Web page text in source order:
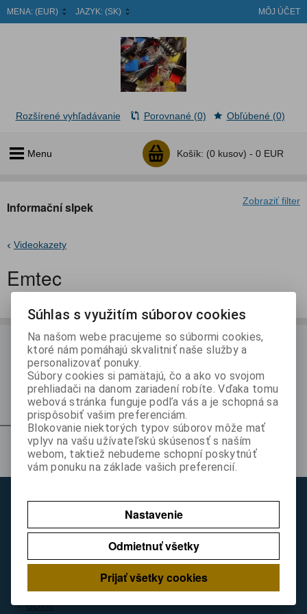
MENA: (EUR) JAZYK: (SK) MÔJ ÚČET
Menu Košík: (0 kusov) - 0 EUR
Rozšírené vyhľadávanie Porovnané (0) Obľúbené (0)
Zobraziť filter
Informační slpek
Videokazety
Emtec
ODBER NOVINIEK
Prihláste sa k odberu noviniek
Registrovať
Z nášho blogu
Zákaznícky servís
Kontakt
Obchodné podmienky
Reklamačné podmienky
GDPR
Súhlas s využitím súborov cookies
Na našom webe pracujeme so súbormi cookies,
ktoré nám pomáhajú skvalitniť naše služby a
personalizovať ponuky.
Súbory cookies si pamätajú, čo a ako vo svojom
prehliadači na danom zariadení robíte. Vďaka tomu
webová stránka funguje podľa vás a je schopná sa
prispôsobiť vašim preferenciám.
Blokovanie niektorých typov súborov môže mať
vplyv na vašu užívateľskú skúsenosť s naším
webom, taktiež nebudeme schopní poskytnúť
vám ponuku na základe vašich preferencií.
Nastavenie
Odmietnuť všetky
Prijať všetky cookies